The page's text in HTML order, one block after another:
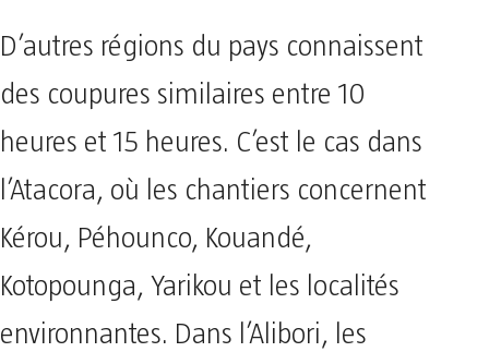
​D’autres régions du pays connaissent
des coupures similaires entre 10
heures et 15 heures. C’est le cas dans
l’Atacora, où les chantiers concernent
Kérou, Péhounco, Kouandé,
Kotopounga, Yarikou et les localités
environnantes. Dans l’Alibori, les